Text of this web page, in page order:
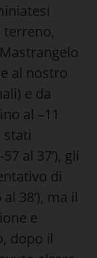
al nostro
e da
al –11
stati
al 37’), gli
di
38’), ma il
e
dopo il